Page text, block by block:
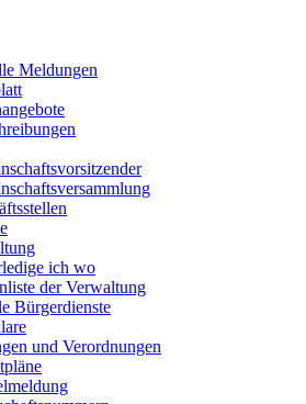
Meldungen
ich wo
der Verwaltung
Bürgerdienste
und Verordnungen